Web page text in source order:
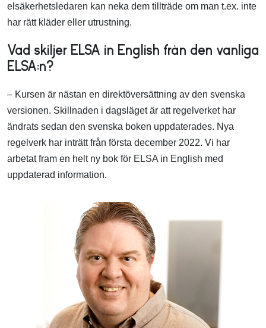
elsäkerhetsledaren kan neka dem tillträde om man t.ex. inte
har rätt kläder eller utrustning.
Vad skiljer ELSA in English från den vanliga
ELSA:n?
– Kursen är nästan en direktöversättning av den svenska
versionen. Skillnaden i dagsläget är att regelverket har
ändrats sedan den svenska boken uppdaterades. Nya
regelverk har inträtt från första december 2022. Vi har
arbetat fram en helt ny bok för ELSA in English med
uppdaterad information.